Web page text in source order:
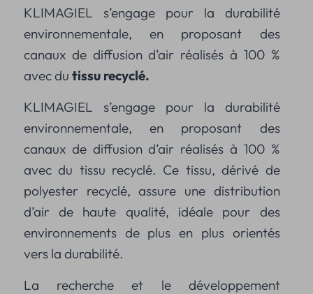
KLIMAGIEL s’engage pour la durabilité
environnementale, en proposant des
canaux de diffusion d’air réalisés à 100 %
avec du tissu recyclé.
KLIMAGIEL s’engage pour la durabilité
environnementale, en proposant des
canaux de diffusion d’air réalisés à 100 %
avec du tissu recyclé. Ce tissu, dérivé de
polyester recyclé, assure une distribution
d’air de haute qualité, idéale pour des
environnements de plus en plus orientés
vers la durabilité.
La recherche et le développement